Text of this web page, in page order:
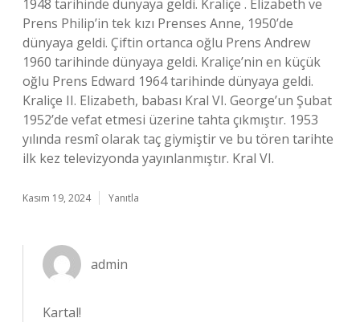
1948 tarihinde dünyaya geldi. Kraliçe . Elizabeth ve
Prens Philip’in tek kızı Prenses Anne, 1950’de
dünyaya geldi. Çiftin ortanca oğlu Prens Andrew
1960 tarihinde dünyaya geldi. Kraliçe’nin en küçük
oğlu Prens Edward 1964 tarihinde dünyaya geldi.
Kraliçe II. Elizabeth, babası Kral VI. George’un Şubat
1952’de vefat etmesi üzerine tahta çıkmıştır. 1953
yılında resmî olarak taç giymiştir ve bu tören tarihte
ilk kez televizyonda yayınlanmıştır. Kral VI.
Kasım 19, 2024 Yanıtla
admin
Kartal!